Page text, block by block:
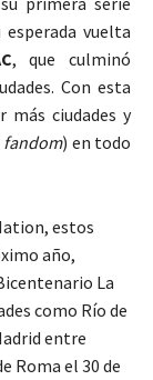
vuelta
, que culminó
Con esta
más ciudades y
fandom) en todo
estos
año,
La
como Río de
entre
Roma el 30 de